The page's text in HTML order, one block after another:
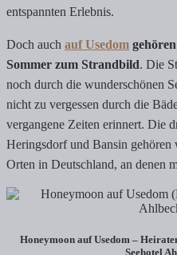
entspannten Erlebnis.
Doch auch auf Usedom
Sommer zum Strandbild. Die
noch durch die wunderschönen
nicht zu vergessen durch die
vergangene Zeiten erinnert. Die
Heringsdorf und Bansin gehören
Orten in Deutschland, an denen
Honeymoon auf Usedom –
Seehotel